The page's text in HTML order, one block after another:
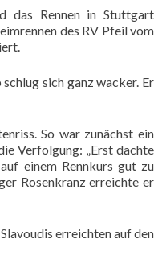
das Rennen in Stuttgart
des RV Pfeil vom
sich ganz wacker. Er
So war zunächst ein
Verfolgung: „Erst dachte
einem Rennkurs gut zu
Rosenkranz erreichte er
erreichten auf den